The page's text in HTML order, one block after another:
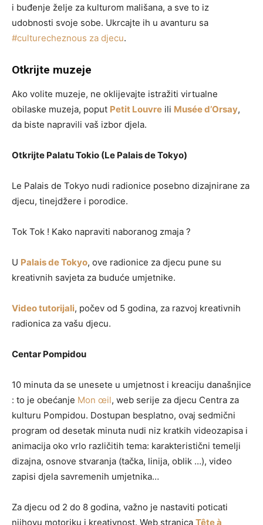
i buđenje želje za kulturom mališana, a sve to iz
udobnosti svoje sobe. Ukrcajte ih u avanturu sa
#culturecheznous za djecu.
Otkrijte muzeje
Ako volite muzeje, ne oklijevajte istražiti virtualne
obilaske muzeja, poput Petit Louvre ili Musée d’Orsay,
da biste napravili vaš izbor djela.
Otkrijte Palatu Tokio (Le Palais de Tokyo)
Le Palais de Tokyo nudi radionice posebno dizajnirane za
djecu, tinejdžere i porodice.
Tok Tok ! Kako napraviti naboranog zmaja ?
U Palais de Tokyo, ove radionice za djecu pune su
kreativnih savjeta za buduće umjetnike.
Video tutorijali, počev od 5 godina, za razvoj kreativnih
radionica za vašu djecu.
Centar Pompidou
10 minuta da se unesete u umjetnost i kreaciju današnjice
: to je obećanje Mon œil, web serije za djecu Centra za
kulturu Pompidou. Dostupan besplatno, ovaj sedmični
program od desetak minuta nudi niz kratkih videozapisa i
animacija oko vrlo različitih tema: karakteristični temelji
dizajna, osnove stvaranja (tačka, linija, oblik …), video
zapisi djela savremenih umjetnika…
Za djecu od 2 do 8 godina, važno je nastaviti poticati
njihovu motoriku i kreativnost. Web stranica Tête à